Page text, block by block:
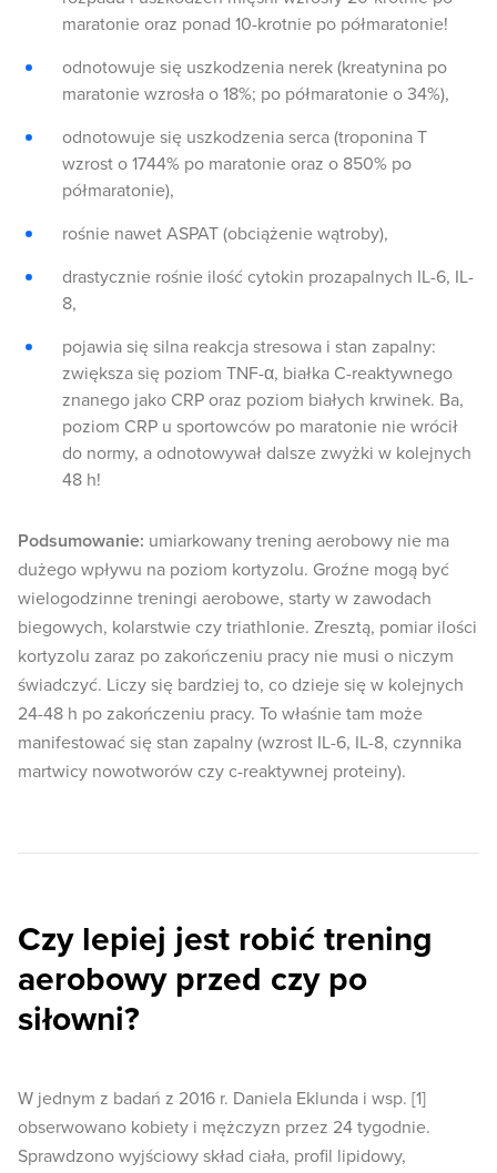
maratonie oraz ponad 10-krotnie po półmaratonie!
odnotowuje się uszkodzenia nerek (kreatynina po
maratonie wzrosła o 18%; po półmaratonie o 34%),
odnotowuje się uszkodzenia serca (troponina T
wzrost o 1744% po maratonie oraz o 850% po
półmaratonie),
rośnie nawet ASPAT (obciążenie wątroby),
drastycznie rośnie ilość cytokin prozapalnych IL-6, IL-
8,
pojawia się silna reakcja stresowa i stan zapalny:
zwiększa się poziom TNF-α, białka C-reaktywnego
znanego jako CRP oraz poziom białych krwinek. Ba,
poziom CRP u sportowców po maratonie nie wrócił
do normy, a odnotowywał dalsze zwyżki w kolejnych
48 h!
Podsumowanie: umiarkowany trening aerobowy nie ma
dużego wpływu na poziom kortyzolu. Groźne mogą być
wielogodzinne treningi aerobowe, starty w zawodach
biegowych, kolarstwie czy triathlonie. Zresztą, pomiar ilości
kortyzolu zaraz po zakończeniu pracy nie musi o niczym
świadczyć. Liczy się bardziej to, co dzieje się w kolejnych
24-48 h po zakończeniu pracy. To właśnie tam może
manifestować się stan zapalny (wzrost IL-6, IL-8, czynnika
martwicy nowotworów czy c-reaktywnej proteiny).
Czy lepiej jest robić trening
aerobowy przed czy po
siłowni?
W jednym z badań z 2016 r. Daniela Eklunda i wsp. [1]
obserwowano kobiety i mężczyzn przez 24 tygodnie.
Sprawdzono wyjściowy skład ciała, profil lipidowy,